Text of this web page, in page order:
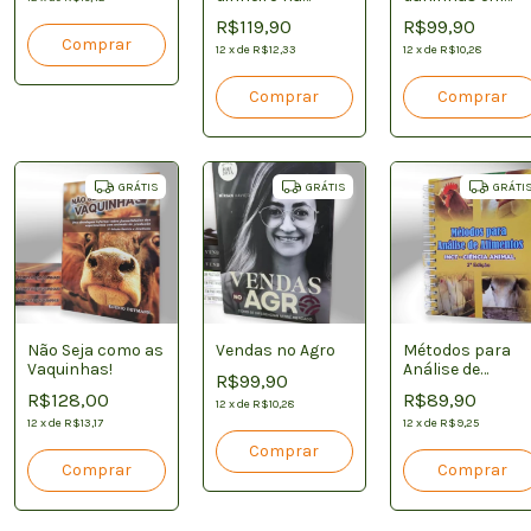
pecuária
R$119,90
12 xde R$12,33
pastagens:
Biologia, manejo e
controle.
R$99,90
12 xde R$10,28
GRÁTIS
Não Seja como as
Vaquinhas!
R$128,00
12 xde R$13,17
GRÁTIS
Vendas no Agro
R$99,90
12 xde R$10,28
GRÁTIS
Métodos para
Análise de
Alimentos
R$89,90
12 xde R$9,25